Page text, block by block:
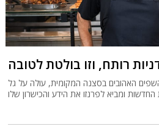
רותח, וזו בולטת לטובה
האהובים בסצנה המקומית, עולה על גל
ומביא לפרנזו את הידע והכישרון שלו